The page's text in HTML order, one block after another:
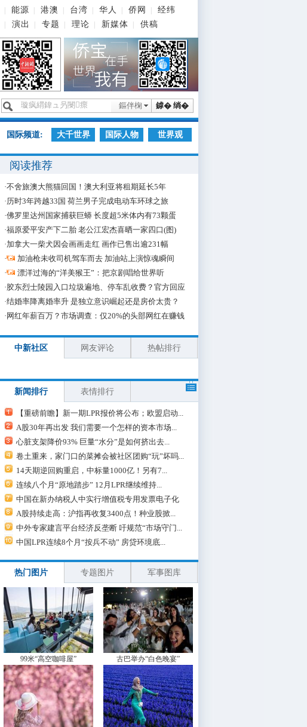
能源 港澳 台湾 华人 侨网
经纬
演出 专题 理论 新媒体 供稿
鎼� 绱�
鏂伴椈
国际频道: 大千世界 国际人物 世界观
阅读推荐
·不舍旅澳大熊猫回国！澳大利亚将租期延长5年
·历时3年跨越33国 荷兰男子完成电动车环球之旅
·佛罗里达州国家捕获巨蟒 长度超5米体内有73颗蛋
·福原爱平安产下二胎 老公江宏杰喜晒一家四口(图)
·加拿大一柴犬因会画画走红 画作已售出逾231幅
·
加油枪未收司机驾车而去 加油站上演惊魂瞬间
·
漂洋过海的“洋美猴王”：把京剧唱给世界听
·胶东烈士陵园入口垃圾遍地、停车乱收费？官方回应
·结婚率降离婚率升 是独立意识崛起还是房价太贵？
· 网红年薪百万？市场调查：仅20%的头部网红在赚钱
中新社区 网友评论 热帖排行
新闻排行 表情排行
【重磅前瞻】新一期LPR报价将公布；欧盟启动...
A股30年再出发 我们需要一个怎样的资本市场...
心脏支架降价93% 巨量“水分”是如何挤出去...
卷土重来，家门口的菜摊会被社区团购“玩”坏吗...
14天期逆回购重启，中标量1000亿！另有7...
连续八个月“原地踏步” 12月LPR继续维持...
中国在新办纳税人中实行增值税专用发票电子化
A股持续走高：沪指再收复3400点！种业股掀...
中外专家建言平台经济反垄断 吁规范“市场守门...
中国LPR连续8个月“按兵不动” 房贷环境底...
热门图片 专题图片 军事图库
99米“高空咖啡屋” 古巴举办“白色晚宴”